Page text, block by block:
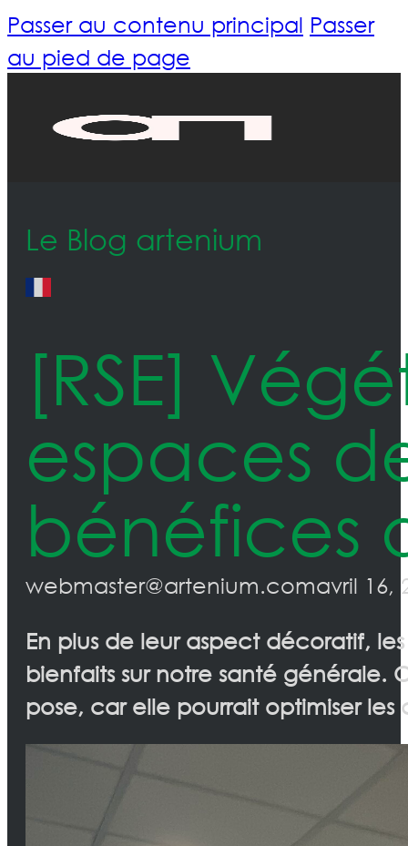
Passer au contenu principal Passer
au pied de page
Le Blog artenium
[RSE]
espaces
bénéfices
webmaster@artenium.comavril 16,
En plus de leur aspect décoratif,
bienfaits sur notre santé générale.
pose, car elle pourrait optimiser